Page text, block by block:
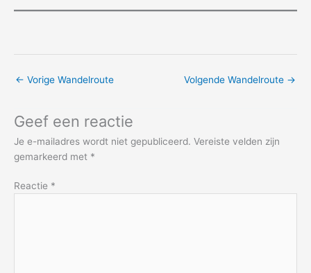
← Vorige Wandelroute Volgende Wandelroute →
Geef een reactie
Je e-mailadres wordt niet gepubliceerd. Vereiste velden zijn
gemarkeerd met *
Reactie *